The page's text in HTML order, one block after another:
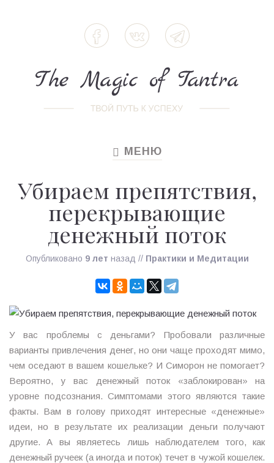
TOGGLE
МЕНЮ
Убираем препятствия,
перекрывающие
денежный поток
Опубликовано 9 лет назад // Практики и Медитации
У вас проблемы с деньгами? Пробовали различные
варианты привлечения денег, но они чаще проходят мимо,
чем оседают в вашем кошельке? И Симорон не помогает?
Вероятно, у вас денежный поток «заблокирован» на
уровне подсознания. Симптомами этого являются такие
факты. Вам в голову приходят интересные «денежные»
идеи, но в результате их реализации деньги получают
другие. А вы являетесь лишь наблюдателем того, как
денежный ручеек (а иногда и поток) течет в чужой кошелек.